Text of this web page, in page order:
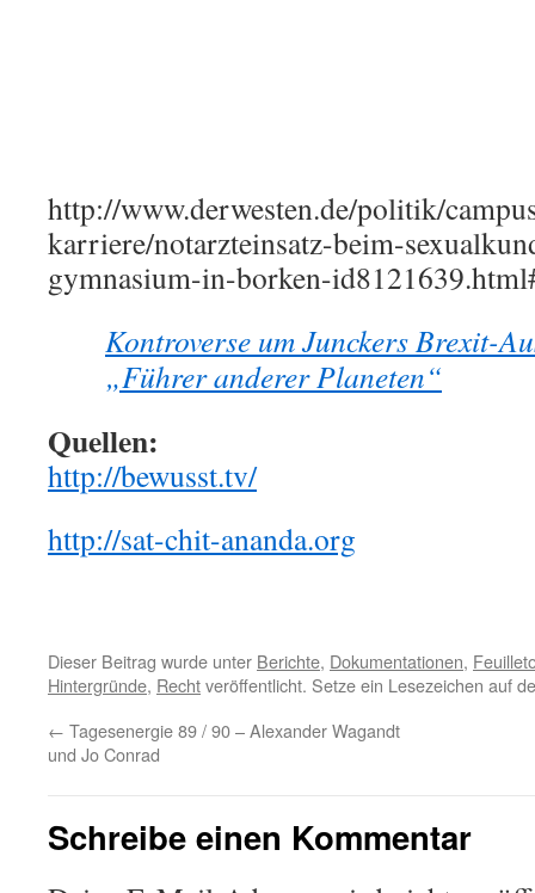
http://www.derwesten.de/politik/
karriere/notarzteinsatz-beim-
gymnasium-in-borken-
Kontroverse um Junckers Brexit-
„Führer anderer Planeten“
Quellen:
http://bewusst.tv/
http://sat-chit-ananda.org
Dieser Beitrag wurde unter Berichte, Dokumentationen,
Hintergründe, Rechtveröffentlicht. Setze ein Lesezeichen auf
← Tagesenergie 89 / 90 – Alexander Wagandt
und Jo Conrad
Schreibe einen Kommentar